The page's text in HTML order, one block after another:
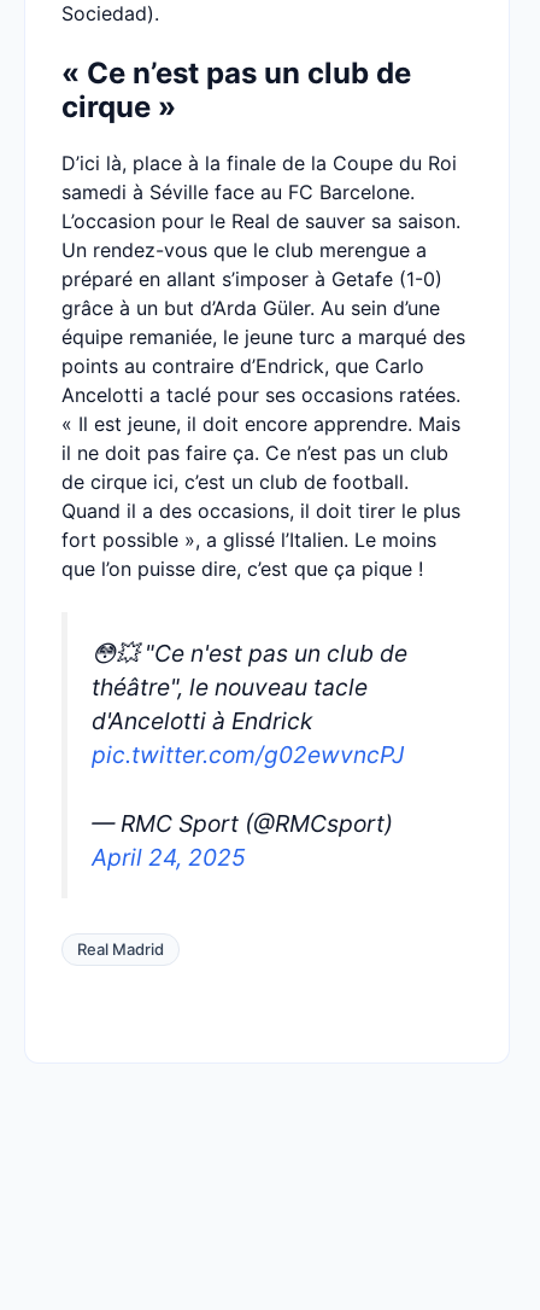
Sociedad).
« Ce n’est pas un club de
cirque »
D’ici là, place à la finale de la Coupe du Roi
samedi à Séville face au FC Barcelone.
L’occasion pour le Real de sauver sa saison.
Un rendez-vous que le club merengue a
préparé en allant s’imposer à Getafe (1-0)
grâce à un but d’Arda Güler. Au sein d’une
équipe remaniée, le jeune turc a marqué des
points au contraire d’Endrick, que Carlo
Ancelotti a taclé pour ses occasions ratées.
« Il est jeune, il doit encore apprendre. Mais
il ne doit pas faire ça. Ce n’est pas un club
de cirque ici, c’est un club de football.
Quand il a des occasions, il doit tirer le plus
fort possible », a glissé l’Italien. Le moins
que l’on puisse dire, c’est que ça pique !
😳💥 "Ce n'est pas un club de
théâtre", le nouveau tacle
d'Ancelotti à Endrick
pic.twitter.com/g02ewvncPJ
— RMC Sport (@RMCsport)
April 24, 2025
Real Madrid